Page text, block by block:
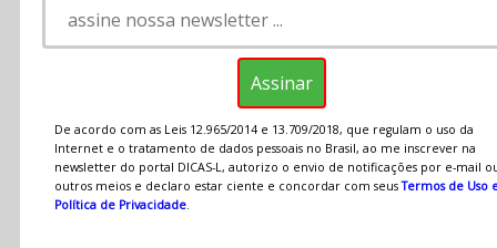
De acordo com as Leis 12.965/2014 e 13.709/2018, que regulam o uso da
Internet e o tratamento de dados pessoais no Brasil, ao me inscrever na
newsletter do portal DICAS-L, autorizo o envio de notificações por e-mail
outros meios e declaro estar ciente e concordar com seusTermos de Uso
Política de Privacidade.